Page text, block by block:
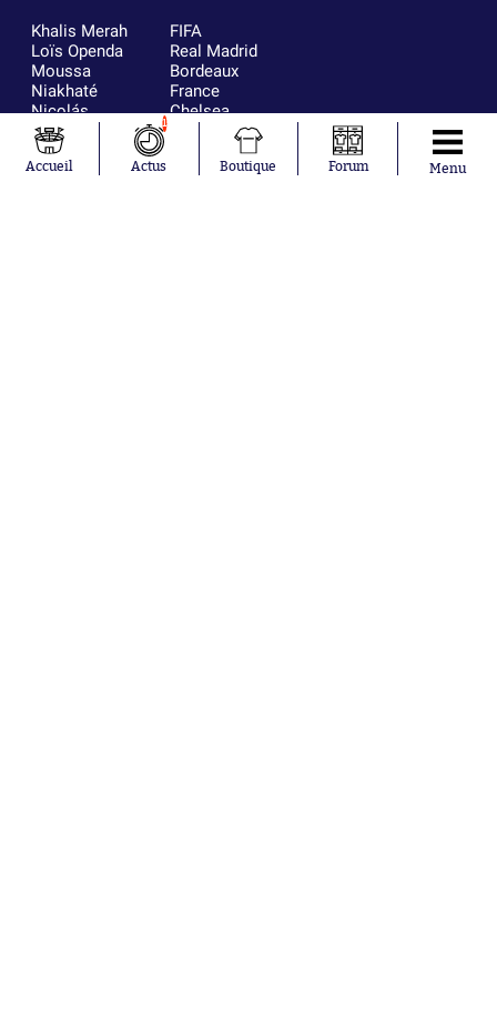
Khalis Merah
Loïs Openda
Moussa
Niakhaté
Nicolás
Tagliafico
Pavel Šulc
Gauthier Hein
FIFA
Real Madrid
Bordeaux
France
Chelsea
Paris Saint-
Olympique
Accueil
1
Actus Boutique Forum Menu